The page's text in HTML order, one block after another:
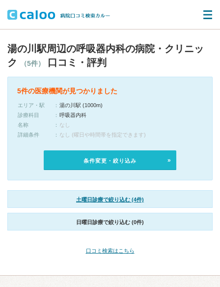
湯の川駅周辺の呼吸器内科の病院・クリニッ
ク
（5件） 口コミ・評判
5件の医療機関が見つかりました
エリア・駅
湯の川駅 (1000m)
診療科目
呼吸器内科
名称
なし
詳細条件
なし (曜日や時間帯を指定できます)
条件変更・絞り込み
土曜日診療で絞り込む (4件)
日曜日診療で絞り込む (0件)
口コミ検索はこちら